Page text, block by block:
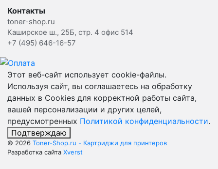
Контакты
toner-shop.ru
Каширское ш., 25Б, стр. 4 офис 514
+7 (495) 646-16-57
Этот веб-сайт использует cookie-файлы.
Используя сайт, вы соглашаетесь на обработку
данных в Cookies для корректной работы сайта,
вашей персонализации и других целей,
предусмотренных Политикой конфиденциальности.
Подтверждаю
© 2026 Toner-Shop.ru - Картриджи для принтеров
Разработка сайта Xverst